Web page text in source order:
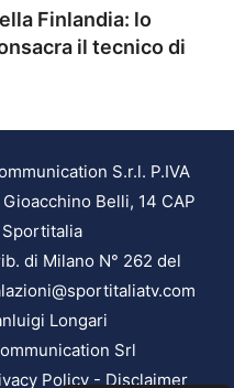
Finlandia: lo
il tecnico di
S.r.l. P.IVA
Belli, 14 CAP
di Milano N° 262 del
Longari
Srl
Policy - Disclaimer